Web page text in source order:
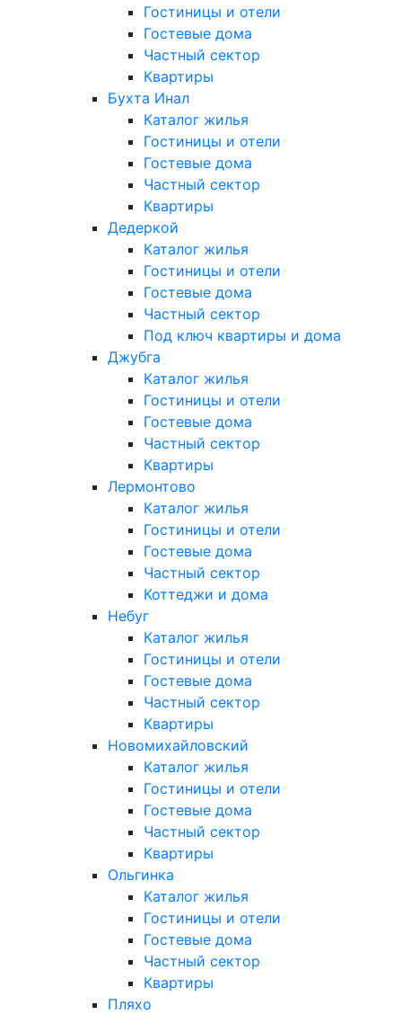
Гостиницы и отели
Гостевые дома
Частный сектор
Квартиры
Бухта Инал
Каталог жилья
Гостиницы и отели
Гостевые дома
Частный сектор
Квартиры
Дедеркой
Каталог жилья
Гостиницы и отели
Гостевые дома
Частный сектор
Под ключ квартиры и дома
Джубга
Каталог жилья
Гостиницы и отели
Гостевые дома
Частный сектор
Квартиры
Лермонтово
Каталог жилья
Гостиницы и отели
Гостевые дома
Частный сектор
Коттеджи и дома
Небуг
Каталог жилья
Гостиницы и отели
Гостевые дома
Частный сектор
Квартиры
Новомихайловский
Каталог жилья
Гостиницы и отели
Гостевые дома
Частный сектор
Квартиры
Ольгинка
Каталог жилья
Гостиницы и отели
Гостевые дома
Частный сектор
Квартиры
Пляхо